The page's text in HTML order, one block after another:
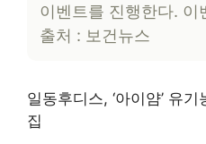
이벤트를 진행한다.
출처 : 보건뉴스
일동후디스, ‘아이얌’ 유
집